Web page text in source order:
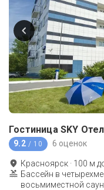
Гостиница SKY
9.2 / 10 6 оценок
Красноярск · 100 м
Бассейн в
восьмиместной